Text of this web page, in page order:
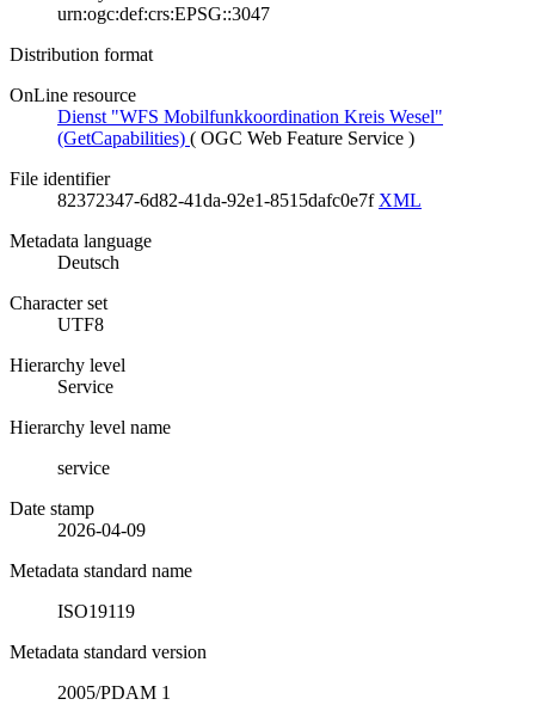
urn:ogc:def:crs:EPSG::3047
Distribution format
OnLine resource
Dienst "WFS Mobilfunkkoordination Kreis Wesel"
(GetCapabilities) ( OGC Web Feature Service )
File identifier
82372347-6d82-41da-92e1-8515dafc0e7fXML
Metadata language
Deutsch
Character set
UTF8
Hierarchy level
Service
Hierarchy level name
service
Date stamp
2026-04-09
Metadata standard name
ISO19119
Metadata standard version
2005/PDAM 1